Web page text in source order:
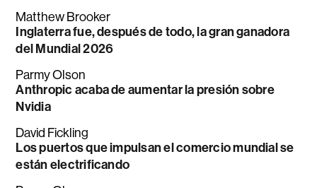
Matthew Brooker
Inglaterra fue, después de todo, la gran ganadora
del Mundial 2026
Parmy Olson
Anthropic acaba de aumentar la presión sobre
Nvidia
David Fickling
Los puertos que impulsan el comercio mundial se
están electrificando